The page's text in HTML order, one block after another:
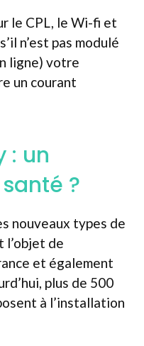
le CPL, le Wi-fi et
n’est pas modulé
ligne) votre
un courant
: un
?
nouveaux types de
l’objet de
et également
plus de 500
à l’installation